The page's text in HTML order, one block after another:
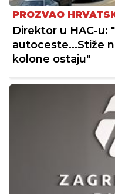
PROZVAO
Direktor u HAC-u:
autoceste...Stiže
kolone ostaju"